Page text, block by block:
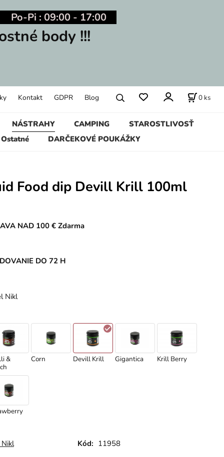
Pi : 09:00 - 17:00
body !!!
NÁSTRAHY CAMPING
STAROSTLIVOSŤ
Ostatné
DARČEKOVÉ POUKÁŽKY
Kontakt GDPR Blog 0 ks
Food dip Devill Krill 100ml
NAD 100 € Zdarma
DO 72 H
Nikl
&
Corn Devill Krill Gigantica Krill Berry
Kód: 11958